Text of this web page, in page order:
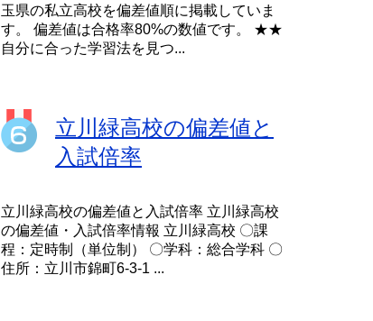
玉県の私立高校を偏差値順に掲載していま
す。 偏差値は合格率80%の数値です。 ★★
自分に合った学習法を見つ...
立川緑高校の偏差値と
入試倍率
立川緑高校の偏差値と入試倍率 立川緑高校
の偏差値・入試倍率情報 立川緑高校 〇課
程：定時制（単位制） 〇学科：総合学科 〇
住所：立川市錦町6-3-1 ...